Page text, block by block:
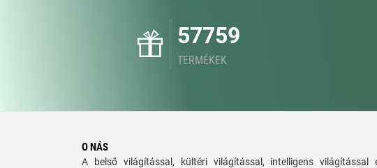
57759
TERMÉKEK
O NÁS
A belső világítással, kültéri világítással, intelligens világítással